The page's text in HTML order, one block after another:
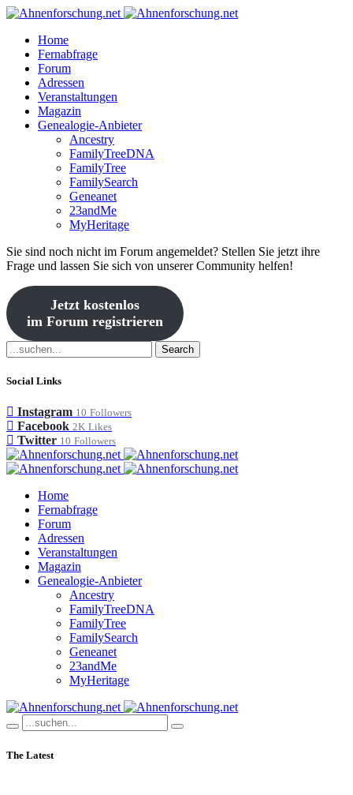
Home
Fernabfrage
Forum
Adressen
Veranstaltungen
Magazin
Genealogie-Anbieter
Ancestry
FamilyTreeDNA
FamilyTree
FamilySearch
Geneanet
23andMe
MyHeritage
Sie sind noch nicht im Forum angemeldet? Stellen Sie jetzt ihre
Frage und lassen Sie sich von unserer Community helfen!
Jetzt kostenlos
im Forum registrieren
Search
Social Links
Instagram 10 Followers
Facebook 2K Likes
Twitter 10 Followers
Home
Fernabfrage
Forum
Adressen
Veranstaltungen
Magazin
Genealogie-Anbieter
Ancestry
FamilyTreeDNA
FamilyTree
FamilySearch
Geneanet
23andMe
MyHeritage
The Latest